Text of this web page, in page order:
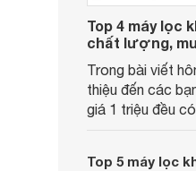
Top 4 máy lọc
chất lượng,
Trong bài viết
thiệu đến các
giá 1 triệu đều
Top 5 máy lọc